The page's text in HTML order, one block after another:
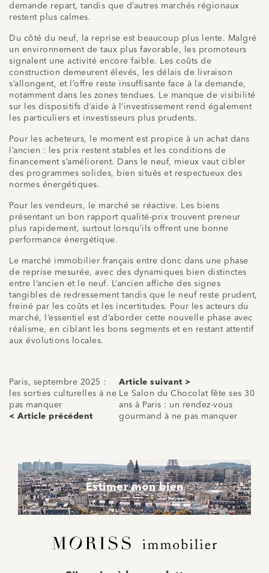
demande repart, tandis que d’autres marchés régionaux
restent plus calmes.
Du côté du neuf, la reprise est beaucoup plus lente. Malgré
un environnement de taux plus favorable, les promoteurs
signalent une activité encore faible. Les coûts de
construction demeurent élevés, les délais de livraison
s’allongent, et l’offre reste insuffisante face à la demande,
notamment dans les zones tendues. Le manque de visibilité
sur les dispositifs d’aide à l’investissement rend également
les particuliers et investisseurs plus prudents.
Pour les acheteurs, le moment est propice à un achat dans
l’ancien : les prix restent stables et les conditions de
financement s’améliorent. Dans le neuf, mieux vaut cibler
des programmes solides, bien situés et respectueux des
normes énergétiques.
Pour les vendeurs, le marché se réactive. Les biens
présentant un bon rapport qualité-prix trouvent preneur
plus rapidement, surtout lorsqu’ils offrent une bonne
performance énergétique.
Le marché immobilier français entre donc dans une phase
de reprise mesurée, avec des dynamiques bien distinctes
entre l’ancien et le neuf. L’ancien affiche des signes
tangibles de redressement tandis que le neuf reste prudent,
freiné par les coûts et les incertitudes. Pour les acteurs du
marché, l’essentiel est d’aborder cette nouvelle phase avec
réalisme, en ciblant les bons segments et en restant attentif
aux évolutions locales.
Paris, septembre 2025 :
les sorties culturelles à ne
pas manquer
< Article précédent
Article suivant >
Le Salon du Chocolat fête ses 30
ans à Paris : un rendez-vous
gourmand à ne pas manquer
Estimer mon bien